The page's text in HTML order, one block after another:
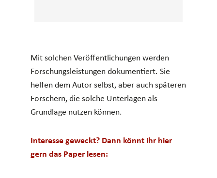
Mit solchen Veröffentlichungen werden
Forschungsleistungen dokumentiert. Sie
helfen dem Autor selbst, aber auch späteren
Forschern, die solche Unterlagen als
Grundlage nutzen können.
Interesse geweckt? Dann könnt ihr hier
gern das Paper lesen: